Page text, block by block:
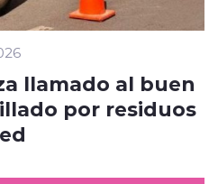
llamado al buen
por residuos